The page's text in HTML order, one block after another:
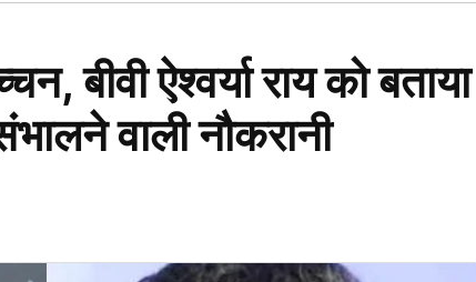
Open
बीवी ऐश्वर्या राय को बताया
वाली नौकरानी